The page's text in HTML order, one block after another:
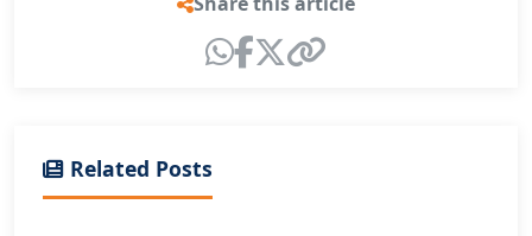
Related Posts